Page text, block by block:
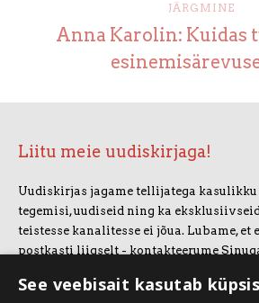
JÄRGMINE
Anna Karolin: Kuidas
Liitu meie uudiskirjaga!
Uudiskirjas jagame tellijatega kasulikku
tegemisi, uudiseid ning ka
teistesse kanalitesse ei jõua. Lubame, et
postkasti liigselt - kontakteerume
See veebisait kasutab